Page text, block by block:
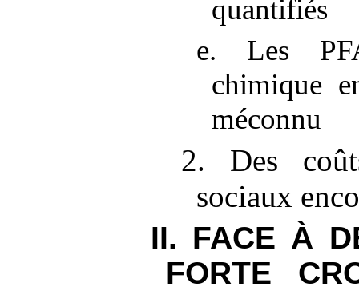
quantifiés
e. Les
chimique
méconnu
2. Des
sociaux
II. FACE À
FORTE